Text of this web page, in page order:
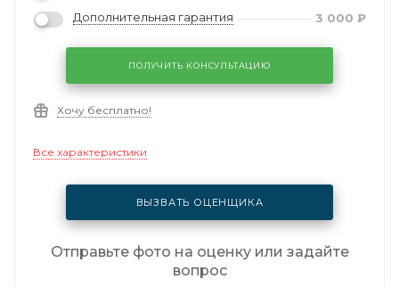
Дополнительная гарантия
3 000 ₽
ПОЛУЧИТЬ КОНСУЛЬТАЦИЮ
Хочу бесплатно!
Все характеристики
ВЫЗВАТЬ ОЦЕНЩИКА
Отправьте фото на оценку или задайте
вопрос